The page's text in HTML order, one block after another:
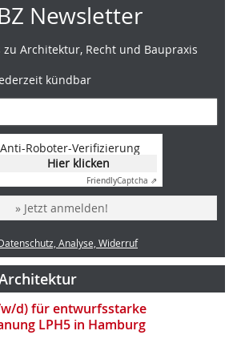
Newsletter
zu Architektur, Recht und Baupraxis
kündbar
Anti-Roboter-Verifizierung
Hier klicken
FriendlyCaptcha ⇗
» Jetzt anmelden!
Analyse, Widerruf
d) für entwurfsstarke
LPH5 in Hamburg